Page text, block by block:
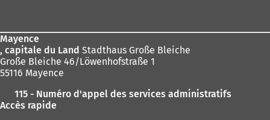
Mayence
, capitale du Land Stadthaus Große Bleiche
Große Bleiche 46/Löwenhofstraße 1
55116 Mayence
115 - Numéro d'appel des services administratifs
Accès rapide